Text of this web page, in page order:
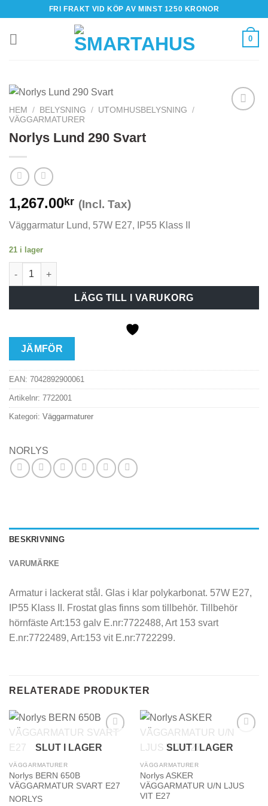
content
FRI FRAKT VID KÖP AV MINST 1250 KRONOR
0
HEM / BELYSNING / UTOMHUSBELYSNING
/
VÄGGARMATURER
Norlys Lund 290 Svart
1,267.00kr (Incl. Tax)
Väggarmatur Lund, 57W E27, IP55 Klass II
21 i lager
Norlys Lund 290 Svart mängd
LÄGG TILL I VARUKORG
JÄMFÖR
EAN: 7042892900061
Artikelnr: 7722001
Kategori: Väggarmaturer
NORLYS
BESKRIVNING
VARUMÄRKE
Armatur i lackerat stål. Glas i klar polykarbonat. 57W E27,
IP55 Klass II. Frostat glas finns som tillbehör. Tillbehör
hörnfäste Art:153 galv E.nr:7722488, Art 153 svart
E.nr:7722489, Art:153 vit E.nr:7722299.
RELATERADE PRODUKTER
SLUT I LAGER
VÄGGARMATURER
Norlys BERN 650B
VÄGGARMATUR SVART E27
NORLYS
SLUT I LAGER
VÄGGARMATURER
Norlys ASKER
VÄGGARMATUR U/N LJUS
VIT E27